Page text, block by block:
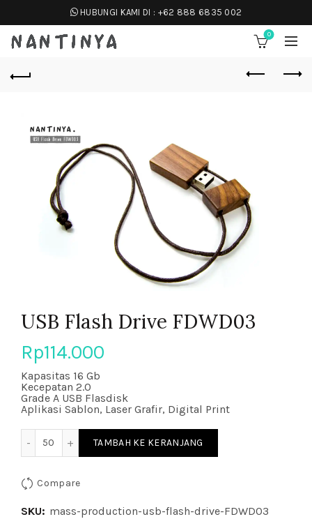
HUBUNGI KAMI DI : +62 888 6835 002
0
USB Flash Drive FDWD03
Rp114.000
Kapasitas 16 Gb
Kecepatan 2.0
Grade A USB Flasdisk
Aplikasi Sablon, Laser Grafir, Digital Print
Kuantitas USB Flash Drive FDWD03
TAMBAH KE KERANJANG
Compare
SKU: mass-production-usb-flash-drive-FDWD03